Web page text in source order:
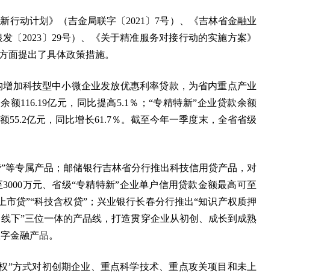
行动计划》（吉金局联字〔2021〕7号）、《吉林省金融业
〔2023〕29号）、《关于精准服务对接行动的实施方案》
面提出了具体政策措施。
加科技型中小微企业发放优惠利率贷款，为省内重点产业
116.19亿元，同比提高5.1％；“专精特新”企业贷款余额
55.2亿元，同比增长61.7％。截至今年一季度末，全省省级
等专属产品；邮储银行吉林省分行推出科技信用贷产品，对
万元、省级“专精特新”企业单户信用贷款金额最高可至
贷”“科技含权贷”；兴业银行长春分行推出“知识产权质押
下”三位一体的产品线，打造贯穿企业从初创、成长到成熟
金融产品。
”方式对初创期企业、重点科学技术、重点攻关项目和未上